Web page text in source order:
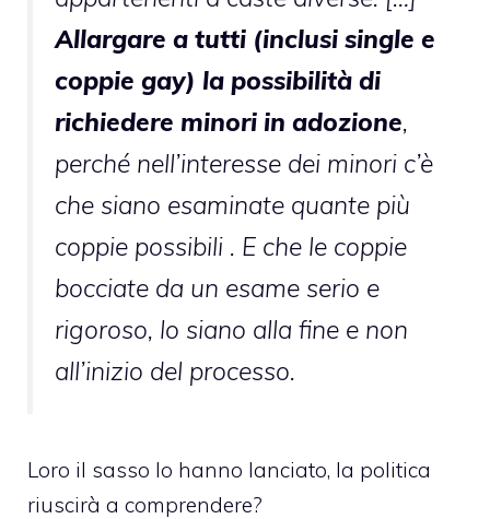
Allargare a tutti (inclusi single e
coppie gay) la possibilità di
richiedere minori in adozione,
perché nell’interesse dei minori c’è
che siano esaminate quante più
coppie possibili . E che le coppie
bocciate da un esame serio e
rigoroso, lo siano alla fine e non
all’inizio del processo.
Loro il sasso lo hanno lanciato, la politica
riuscirà a comprendere?